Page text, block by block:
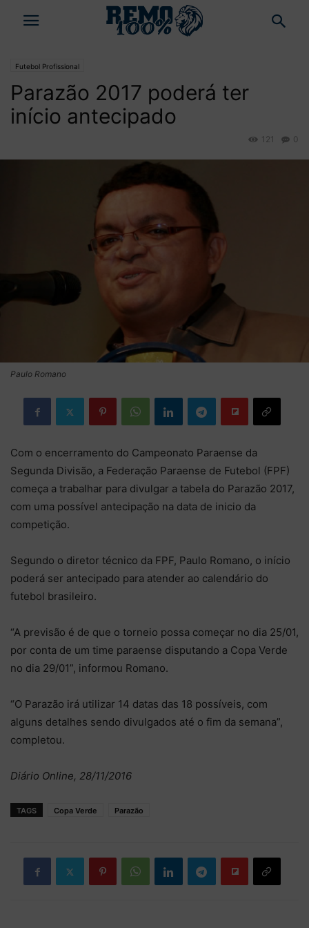
Futebol Profissional
Parazão 2017 poderá ter
início antecipado
0
121
Paulo Romano
Com o encerramento do Campeonato Paraense da
Segunda Divisão, a Federação Paraense de Futebol (FPF)
começa a trabalhar para divulgar a tabela do Parazão 2017,
com uma possível antecipação na data de inicio da
competição.
Segundo o diretor técnico da FPF, Paulo Romano, o início
poderá ser antecipado para atender ao calendário do
futebol brasileiro.
“A previsão é de que o torneio possa começar no dia 25/01,
por conta de um time paraense disputando a Copa Verde
no dia 29/01”, informou Romano.
“O Parazão irá utilizar 14 datas das 18 possíveis, com
alguns detalhes sendo divulgados até o fim da semana”,
completou.
Diário Online, 28/11/2016
TAGS Copa Verde Parazão